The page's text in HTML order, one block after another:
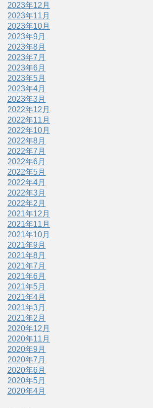
2023年12月
2023年11月
2023年10月
2023年9月
2023年8月
2023年7月
2023年6月
2023年5月
2023年4月
2023年3月
2022年12月
2022年11月
2022年10月
2022年8月
2022年7月
2022年6月
2022年5月
2022年4月
2022年3月
2022年2月
2021年12月
2021年11月
2021年10月
2021年9月
2021年8月
2021年7月
2021年6月
2021年5月
2021年4月
2021年3月
2021年2月
2020年12月
2020年11月
2020年9月
2020年7月
2020年6月
2020年5月
2020年4月